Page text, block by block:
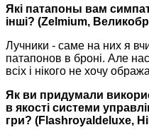
Які патапоны вам
інші? (Zelmium,
Лучники - саме на них я
патапонов в броні. Але
всіх і нікого не хочу
Як ви придумали
в якості системи
гри? (Flashroyaldeluxe,